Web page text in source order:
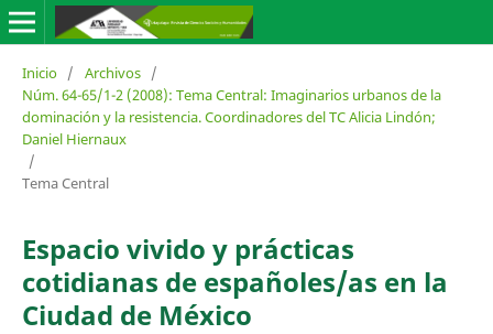
Inicio / Archivos /
Núm. 64-65/1-2 (2008): Tema Central: Imaginarios urbanos de la
dominación y la resistencia. Coordinadores del TC Alicia Lindón;
Daniel Hiernaux
/
Tema Central
Espacio vivido y prácticas
cotidianas de españoles/as en la
Ciudad de México